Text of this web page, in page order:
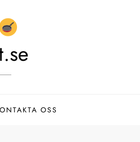
OSS